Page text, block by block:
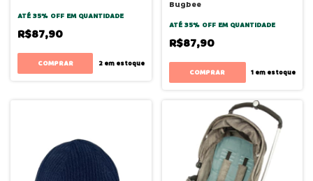
ATÉ 35% OFF EM QUANTIDADE
R$87,90
COMPRAR 2em estoque
Bugbee
ATÉ 35% OFF EM QUANTIDADE
R$87,90
COMPRAR 1 em estoque